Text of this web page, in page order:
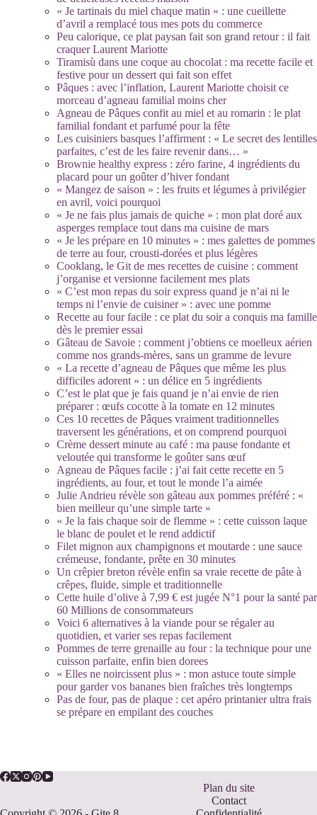
« Je tartinais du miel chaque matin » : une cueillette
d’avril a remplacé tous mes pots du commerce
Peu calorique, ce plat paysan fait son grand retour : il fait
craquer Laurent Mariotte
Tiramisù dans une coque au chocolat : ma recette facile et
festive pour un dessert qui fait son effet
Pâques : avec l’inflation, Laurent Mariotte choisit ce
morceau d’agneau familial moins cher
Agneau de Pâques confit au miel et au romarin : le plat
familial fondant et parfumé pour la fête
Les cuisiniers basques l’affirment : « Le secret des lentilles
parfaites, c’est de les faire revenir dans… »
Brownie healthy express : zéro farine, 4 ingrédients du
placard pour un goûter d’hiver fondant
« Mangez de saison » : les fruits et légumes à privilégier
en avril, voici pourquoi
« Je ne fais plus jamais de quiche » : mon plat doré aux
asperges remplace tout dans ma cuisine de mars
« Je les prépare en 10 minutes » : mes galettes de pommes
de terre au four, crousti-dorées et plus légères
Cooklang, le Git de mes recettes de cuisine : comment
j’organise et versionne facilement mes plats
« C’est mon repas du soir express quand je n’ai ni le
temps ni l’envie de cuisiner » : avec une pomme
Recette au four facile : ce plat du soir a conquis ma famille
dès le premier essai
Gâteau de Savoie : comment j’obtiens ce moelleux aérien
comme nos grands-mères, sans un gramme de levure
« La recette d’agneau de Pâques que même les plus
difficiles adorent » : un délice en 5 ingrédients
C’est le plat que je fais quand je n’ai envie de rien
préparer : œufs cocotte à la tomate en 12 minutes
Ces 10 recettes de Pâques vraiment traditionnelles
traversent les générations, et on comprend pourquoi
Crème dessert minute au café : ma pause fondante et
veloutée qui transforme le goûter sans œuf
Agneau de Pâques facile : j’ai fait cette recette en 5
ingrédients, au four, et tout le monde l’a aimée
Julie Andrieu révèle son gâteau aux pommes préféré : «
bien meilleur qu’une simple tarte »
« Je la fais chaque soir de flemme » : cette cuisson laque
le blanc de poulet et le rend addictif
Filet mignon aux champignons et moutarde : une sauce
crémeuse, fondante, prête en 30 minutes
Un crêpier breton révèle enfin sa vraie recette de pâte à
crêpes, fluide, simple et traditionnelle
Cette huile d’olive à 7,99 € est jugée N°1 pour la santé par
60 Millions de consommateurs
Voici 6 alternatives à la viande pour se régaler au
quotidien, et varier ses repas facilement
Pommes de terre grenaille au four : la technique pour une
cuisson parfaite, enfin bien dorees
« Elles ne noircissent plus » : mon astuce toute simple
pour garder vos bananes bien fraîches très longtemps
Pas de four, pas de plaque : cet apéro printanier ultra frais
se prépare en empilant des couches
Plan du site
Contact